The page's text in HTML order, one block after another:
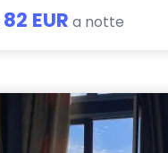
82 EUR a notte